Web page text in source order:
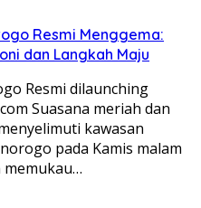
Resmi Menggema:
dan Langkah Maju
Resmi dilaunching
Suasana meriah dan
kawasan
pada Kamis malam
memukau…